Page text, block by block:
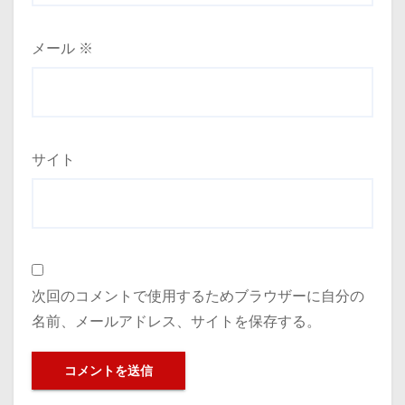
メール ※
サイト
次回のコメントで使用するためブラウザーに自分の
名前、メールアドレス、サイトを保存する。